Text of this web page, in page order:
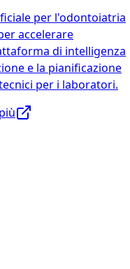
per l'odontoiatria
accelerare
di intelligenza
e la pianificazione
per i laboratori.